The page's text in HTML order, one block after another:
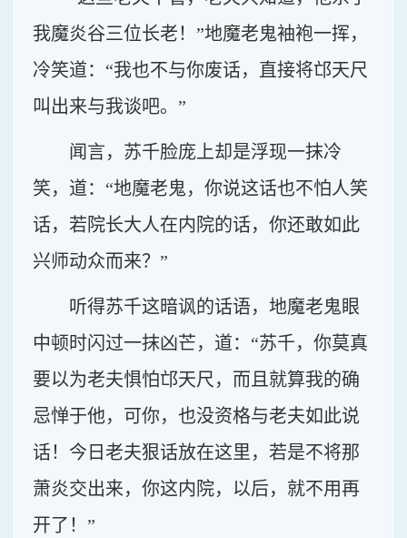
我魔炎谷三位长老！”地魔老鬼袖袍一挥，
冷笑道：“我也不与你废话，直接将邙天尺
叫出来与我谈吧。”
闻言，苏千脸庞上却是浮现一抹冷
笑，道：“地魔老鬼，你说这话也不怕人笑
话，若院长大人在内院的话，你还敢如此
兴师动众而来？”
听得苏千这暗讽的话语，地魔老鬼眼
中顿时闪过一抹凶芒，道：“苏千，你莫真
要以为老夫惧怕邙天尺，而且就算我的确
忌惮于他，可你，也没资格与老夫如此说
话！今日老夫狠话放在这里，若是不将那
萧炎交出来，你这内院，以后，就不用再
开了！”